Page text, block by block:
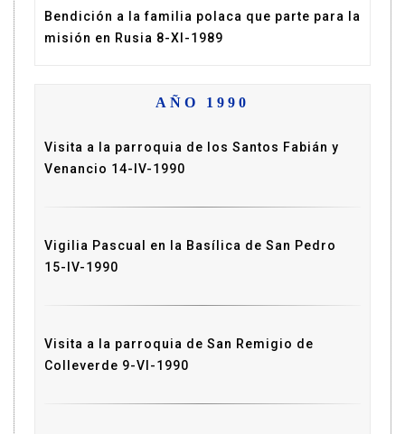
Bendición a la familia polaca que parte para la
misión en Rusia 8-XI-1989
AÑO 1990
Visita a la parroquia de los Santos Fabián y
Venancio 14-IV-1990
Vigilia Pascual en la Basílica de San Pedro
15-IV-1990
Visita a la parroquia de San Remigio de
Colleverde 9-VI-1990